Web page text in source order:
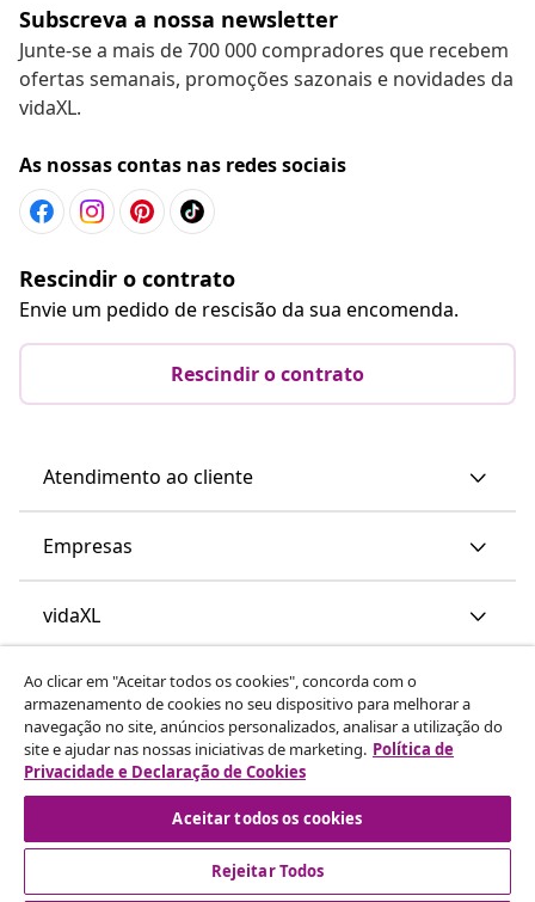
Subscreva a nossa newsletter
Junte-se a mais de 700 000 compradores que recebem
ofertas semanais, promoções sazonais e novidades da
vidaXL.
As nossas contas nas redes sociais
Rescindir o contrato
Envie um pedido de rescisão da sua encomenda.
Rescindir o contrato
Atendimento ao cliente
Empresas
vidaXL
Descubra mais
© 2008-2026 vidaXL www.vidaxl.pt é um site da vidaXL
Ao clicar em "Aceitar todos os cookies", concorda com o
armazenamento de cookies no seu dispositivo para melhorar a
navegação no site, anúncios personalizados, analisar a utilização do
site e ajudar nas nossas iniciativas de marketing. Política de
Privacidade e Declaração de Cookies
Aceitar todos os cookies
Rejeitar Todos